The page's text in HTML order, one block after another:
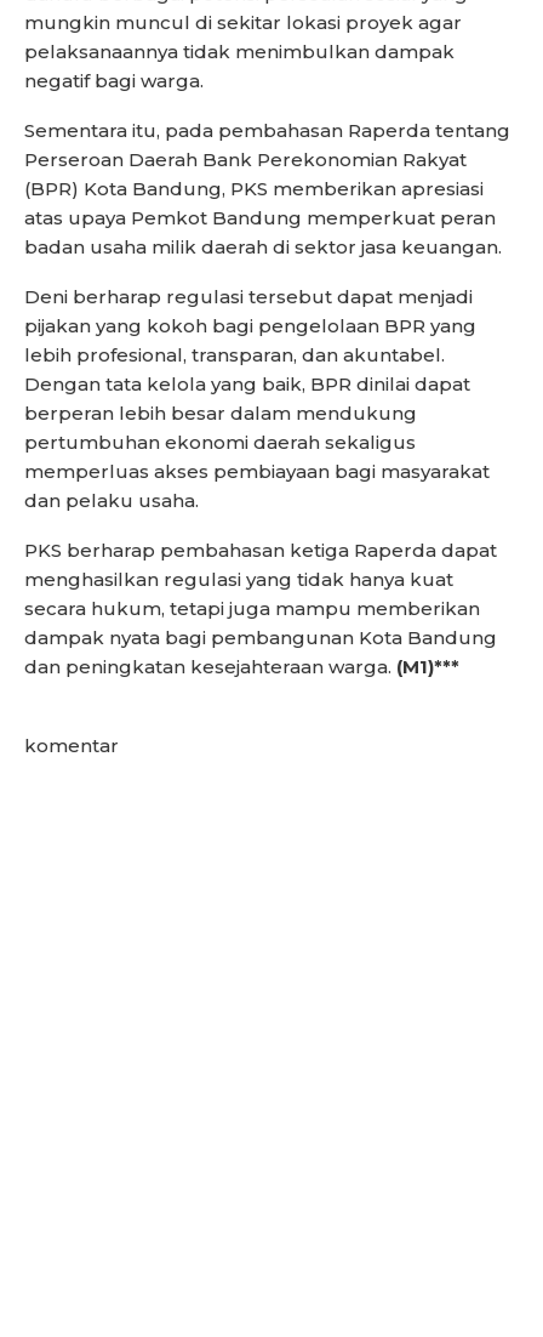
mungkin muncul di sekitar lokasi proyek agar
pelaksanaannya tidak menimbulkan dampak
negatif bagi warga.
Sementara itu, pada pembahasan Raperda tentang
Perseroan Daerah Bank Perekonomian Rakyat
(BPR) Kota Bandung, PKS memberikan apresiasi
atas upaya Pemkot Bandung memperkuat peran
badan usaha milik daerah di sektor jasa keuangan.
Deni berharap regulasi tersebut dapat menjadi
pijakan yang kokoh bagi pengelolaan BPR yang
lebih profesional, transparan, dan akuntabel.
Dengan tata kelola yang baik, BPR dinilai dapat
berperan lebih besar dalam mendukung
pertumbuhan ekonomi daerah sekaligus
memperluas akses pembiayaan bagi masyarakat
dan pelaku usaha.
PKS berharap pembahasan ketiga Raperda dapat
menghasilkan regulasi yang tidak hanya kuat
secara hukum, tetapi juga mampu memberikan
dampak nyata bagi pembangunan Kota Bandung
dan peningkatan kesejahteraan warga. (M1)***
komentar